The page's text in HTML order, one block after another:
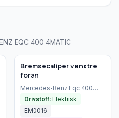
EQC 400 4MATICBrukt - god tilstand
Bedrift
Bremsecaliper venstre
foran
Mercedes-Benz Eqc 400
4matic(2021)
Drivstoff: Elektrisk
EM0016